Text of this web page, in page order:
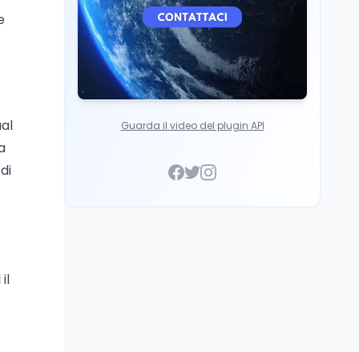
il
Guarda il video del plugin API